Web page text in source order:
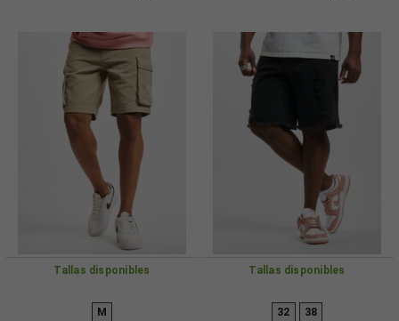
Tallas disponibles
M
Tallas disponibles
32 38